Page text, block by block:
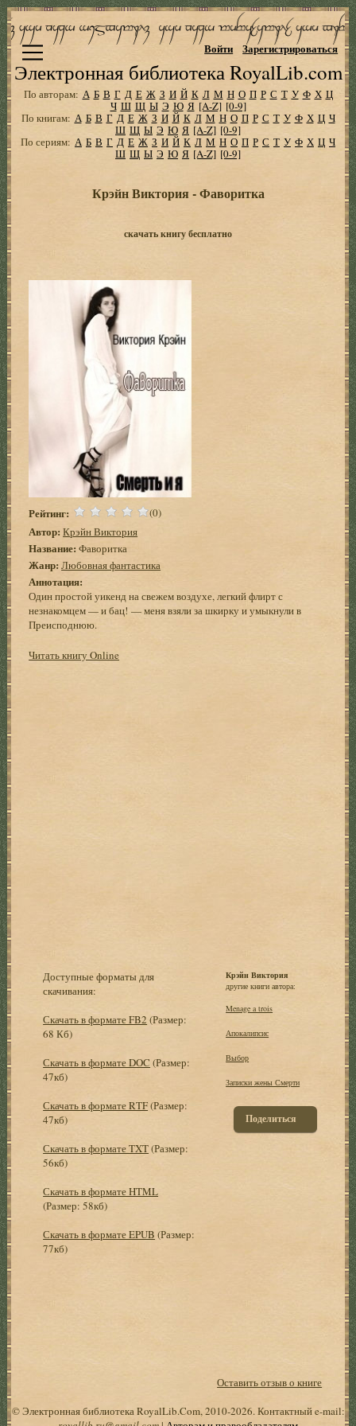
Электронная библиотека RoyalLib.com
Войти Зарегистрироваться
По авторам: А Б В Г Д Е Ж З И Й К Л М Н О П Р С Т У Ф Х Ц
Ч Ш Щ Ы Э Ю Я [A-Z] [0-9]
По книгам: А Б В Г Д Е Ж З И Й К Л М Н О П Р С Т У Ф Х Ц Ч
Ш Щ Ы Э Ю Я [A-Z] [0-9]
По сериям: А Б В Г Д Е Ж З И Й К Л М Н О П Р С Т У Ф Х Ц Ч
Ш Щ Ы Э Ю Я [A-Z] [0-9]
Крэйн Виктория - Фаворитка
скачать книгу бесплатно
Рейтинг: (0)
Автор: Крэйн Виктория
Название: Фаворитка
Жанр: Любовная фантастика
Аннотация:
Один простой уикенд на свежем воздухе, легкий флирт с
незнакомцем — и бац! — меня взяли за шкирку и умыкнули в
Преисподнюю.
Читать книгу Online
Доступные форматы для
скачивания:
Скачать в формате FB2 (Размер:
68 Кб)
Скачать в формате DOC (Размер:
47кб)
Скачать в формате RTF(Размер:
47кб)
Скачать в формате TXT(Размер:
56кб)
Скачать в формате HTML
(Размер: 58кб)
Скачать в формате EPUB (Размер:
77кб)
Крэйн Виктория
другие книги автора:
Menage a trois
Апокалипсис
Выбор
Записки жены Смерти
Поделиться
Оставить отзыв о книге
© Электронная библиотека RoyalLib.Com, 2010-2026. Контактный e-mail: